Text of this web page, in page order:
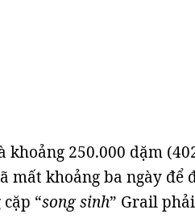
250.000 dặm
mất khoảng ba ngày để
“song sinh” Grail